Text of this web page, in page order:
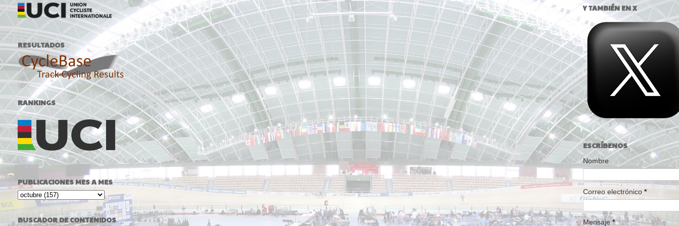
RESULTADOS
RANKINGS
PUBLICACIONES MES A MES
BUSCADOR DE CONTENIDOS
Y TAMBIÉN EN X
ESCRÍBENOS
Nombre
Correo electrónico *
Mensaje*